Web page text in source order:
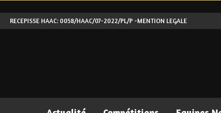
RECEPISSE HAAC: 0058/HAAC/07-2022/PL/P -MENTION LEGALE